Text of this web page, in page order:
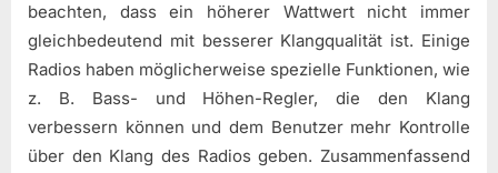
beachten, dass ein höherer Wattwert nicht immer
gleichbedeutend mit besserer Klangqualität ist. Einige
Radios haben möglicherweise spezielle Funktionen, wie
z. B. Bass- und Höhen-Regler, die den Klang
verbessern können und dem Benutzer mehr Kontrolle
über den Klang des Radios geben. Zusammenfassend